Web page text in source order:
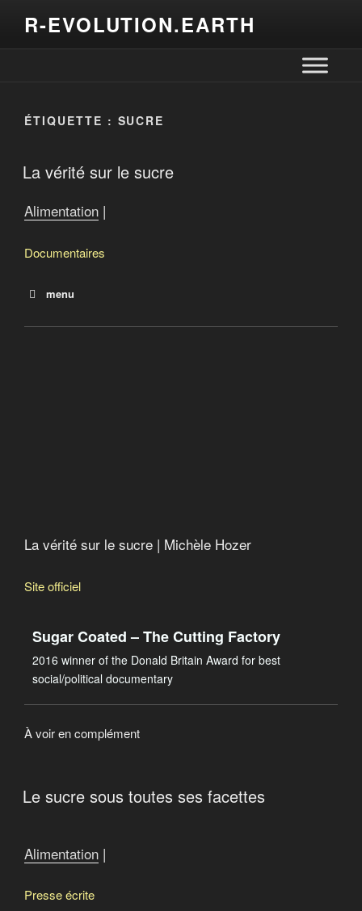
R-EVOLUTION.EARTH
ÉTIQUETTE : SUCRE
La vérité sur le sucre
Alimentation |
Documentaires
menu
La vérité sur le sucre | Michèle Hozer
Site officiel
Sugar Coated – The Cutting Factory
2016 winner of the Donald Britain Award for best
social/political documentary
À voir en complément
Le sucre sous toutes ses facettes
Alimentation |
Presse écrite